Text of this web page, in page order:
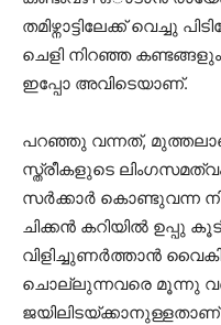
തമിഴ്നാട്ടിലേക്ക് വെച്ചു
ചെളി നിറഞ്ഞ
ഇപ്പോ അവിടെയാണ്.
പറഞ്ഞു വന്നത്,
സ്ത്രീകളുടെ
സര്‍ക്കാര്‍ കൊണ്ടുവന്ന
ചിക്കന്‍ കറിയില്‍ ഉപ്പു
വിളിച്ചുണര്‍ത്താന്‍
ചൊല്ലുന്നവരെ മൂന്നു